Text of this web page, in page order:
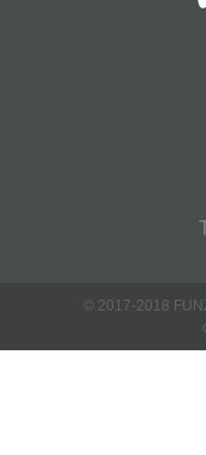
© 2017-2018